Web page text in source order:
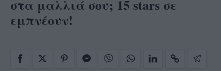
στα μαλλιά σου; 15 stars σε
εμπνέουν!